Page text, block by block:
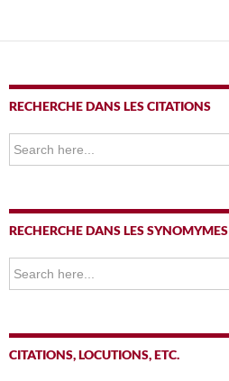
articles
RECHERCHE DANS LES CITATIONS
Search
for:
RECHERCHE DANS LES SYNOMYMES
Search
for:
CITATIONS, LOCUTIONS, ETC.